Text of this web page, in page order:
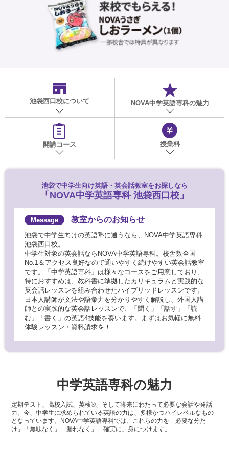
池袋西口校について NOVA中学英語専科の魅力
開講コース 授業料
池袋で中学生向け英語・英会話教室をお探しなら
「NOVA中学英語専科 池袋西口校」
教室からのお知らせ
池袋で中学生向けの英語塾に通うなら、NOVA中学英語専科
池袋西口校。
中学生対象の英会話ならNOVA中学英語専科。校舎数全国
No.1＆アクセス良好なので通いやすく続けやすい英会話教室
です。「中学英語専科」は様々なコースをご用意しており、
特におすすめは、教科書に準拠したカリキュラムと実践的な
英会話レッスンを組み合わせたハイブリッドレッスンです。
日本人講師が文法や語彙力を分かりやすく解説し、外国人講
師との実践的な英会話レッスンで、「聞く」「話す」「読
む」「書く」の英語4技能を養います。まずはお気軽に無料
体験レッスン・資料請求を！
中学英語専科の魅力
定期テスト、高校入試、英検®、そして将来にわたって必要な会話や発話
力。今、中学生に求められている英語の力は、多様かつハイレベルなもの
となっています。NOVA中学英語専科では、これらの力を「必要な分だ
け」「無駄なく」「漏れなく」「確実に」身につけます。